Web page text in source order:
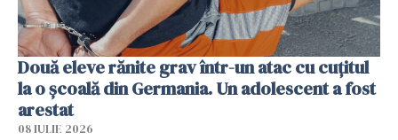
Două eleve rănite grav într-un atac cu cuțitul
la o școală din Germania. Un adolescent a fost
arestat
08 IULIE 2026